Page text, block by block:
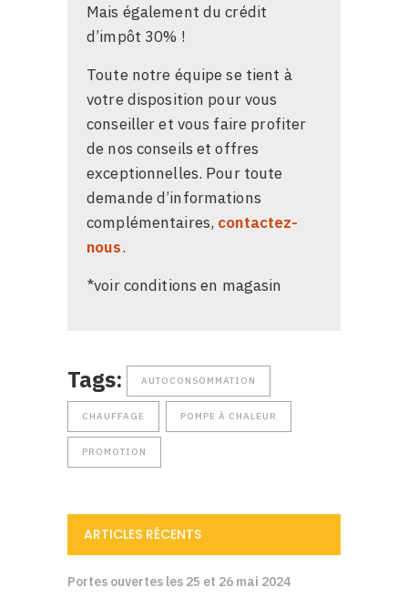
Mais également du crédit
d’impôt 30% !
Toute notre équipe se tient à
votre disposition pour vous
conseiller et vous faire profiter
de nos conseils et offres
exceptionnelles. Pour toute
demande d’informations
complémentaires, contactez-
nous.
*voir conditions en magasin
Tags: AUTOCONSOMMATION
CHAUFFAGE POMPE À CHALEUR
PROMOTION
ARTICLES RÉCENTS
Portes ouvertes les 25 et 26 mai 2024